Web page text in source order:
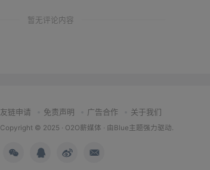
暂无评论内容
友链申请 免责声明 广告合作 关于我们
Copyright © 2025 · O2O薪媒体 · 由 Blue主题强力驱动.